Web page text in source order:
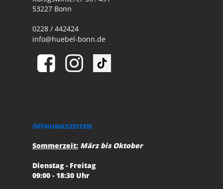
53227 Bonn
0228 / 442424
info@huebel-bonn.de
ÖFFNUNGSZEITEN
Sommerzeit: März bis Oktober
Dienstag - Freitag
09:00 - 18:30 Uhr